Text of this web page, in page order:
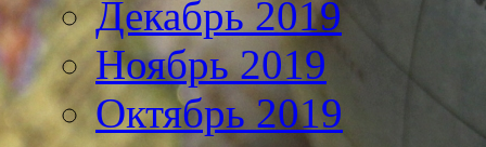
Декабрь 2019
Ноябрь 2019
Октябрь 2019